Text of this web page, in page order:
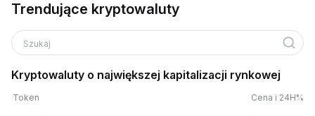
Trendujące kryptowaluty
Szukaj
Kryptowaluty o największej kapitalizacji rynkowej
Token Cena i 24H%